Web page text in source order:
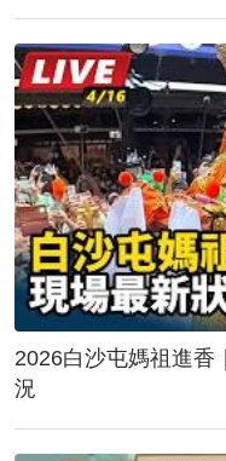
2026白沙屯媽祖進
況